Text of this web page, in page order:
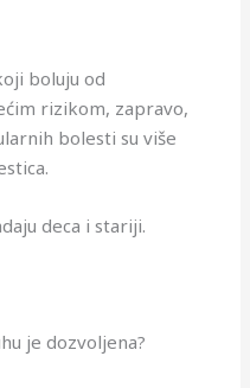
boluju od
rizikom, zapravo,
bolesti su više
deca i stariji.
je dozvoljena?